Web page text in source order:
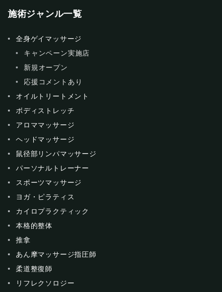
施術ジャンル一覧
全身ゲイマッサージ
キャンペーン実施店
新規オープン
応援コメントあり
オイルトリートメント
ボディストレッチ
アロママッサージ
ヘッドマッサージ
鼠径部リンパマッサージ
パーソナルトレーナー
スポーツマッサージ
ヨガ・ピラティス
カイロプラクティック
本格的整体
推拿
あん摩マッサージ指圧師
柔道整復師
リフレクソロジー